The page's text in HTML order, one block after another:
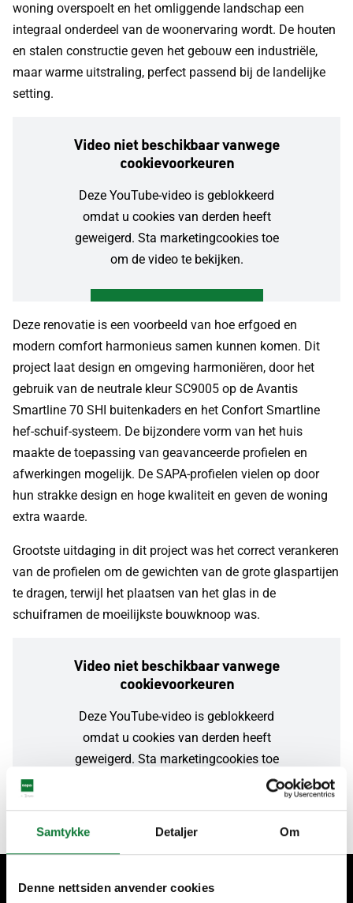
Samtykke Detaljer Om
Denne nettsiden anvender cookies
woning overspoelt en het omliggende landschap een
integraal onderdeel van de woonervaring wordt. De houten
en stalen constructie geven het gebouw een industriële,
maar warme uitstraling, perfect passend bij de landelijke
setting.
Video niet beschikbaar vanwege
cookievoorkeuren
Deze YouTube-video is geblokkeerd
omdat u cookies van derden heeft
geweigerd. Sta marketingcookies toe
om de video te bekijken.
Gérer les paramètres des cookies
Deze renovatie is een voorbeeld van hoe erfgoed en
modern comfort harmonieus samen kunnen komen. Dit
project laat design en omgeving harmoniëren, door het
gebruik van de neutrale kleur SC9005 op de Avantis
Smartline 70 SHI buitenkaders en het Confort Smartline
hef-schuif-systeem. De bijzondere vorm van het huis
maakte de toepassing van geavanceerde profielen en
afwerkingen mogelijk. De SAPA-profielen vielen op door
hun strakke design en hoge kwaliteit en geven de woning
extra waarde.
Grootste uitdaging in dit project was het correct verankeren
van de profielen om de gewichten van de grote glaspartijen
te dragen, terwijl het plaatsen van het glas in de
schuiframen de moeilijkste bouwknoop was.
Video niet beschikbaar vanwege
cookievoorkeuren
Deze YouTube-video is geblokkeerd
omdat u cookies van derden heeft
geweigerd. Sta marketingcookies toe
Toestaan & video afspelen
Misschien heeft u ook interesse in